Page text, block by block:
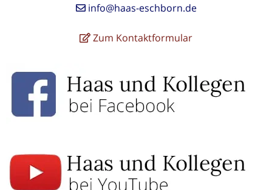
info@haas-eschborn.de
Zum Kontaktformular